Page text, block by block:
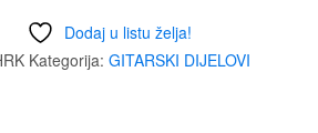
Dodaj u listu želja!
Kategorija: GITARSKI DIJELOVI